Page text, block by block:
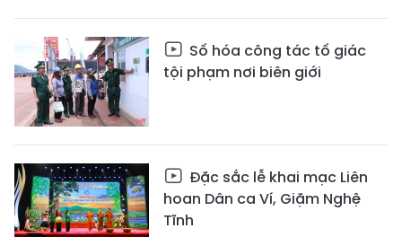
Số hóa công tác tố giác
tội phạm nơi biên giới
Đặc sắc lễ khai mạc Liên
hoan Dân ca Ví, Giặm Nghệ
Tĩnh